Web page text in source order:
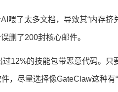
喂了太多文档，导致其“内存挤
删了200封核心邮件。
12%的技能包带恶意代码。只
，尽量选择像GateClaw这种有